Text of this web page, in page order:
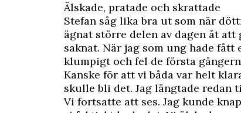
Älskade, pratade och skrattade
Stefan såg lika bra ut som när
ägnat större delen av dagen åt
saknat. När jag som ung hade fått
klumpigt och fel de första
Kanske för att vi båda var helt
skulle bli det. Jag längtade redan
Vi fortsatte att ses. Jag ­kunde